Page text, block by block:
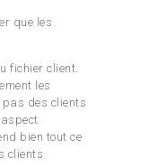
que les
fichier client.
les
pas des clients
bien tout ce
clients.